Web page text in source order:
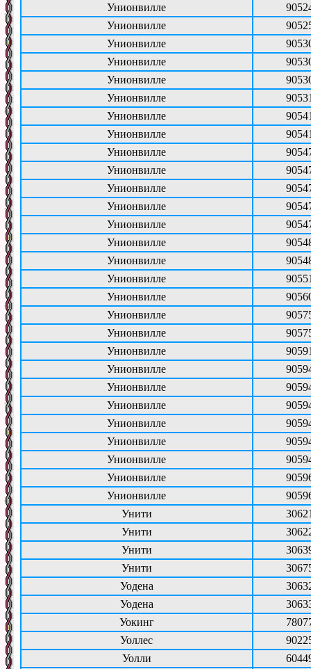
Унионвилле
Унионвилле
Унионвилле
Унионвилле
Унионвилле
Унионвилле
Унионвилле
Унионвилле
Унионвилле
Унионвилле
Унионвилле
Унионвилле
Унионвилле
Унионвилле
Унионвилле
Унионвилле
Унионвилле
Унионвилле
Унионвилле
Унионвилле
Унионвилле
Унионвилле
Унионвилле
Унионвилле
Унионвилле
Унионвилле
Унионвилле
Унионвилле
Унити
Унити
Унити
Унити
Уодена
Уодена
Уокинг
Уоллес
Уолли